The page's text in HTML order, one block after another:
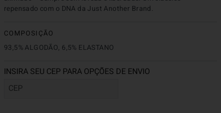
repensado com o DNA da Just Another Brand.
COMPOSIÇÃO
93,5% ALGODÃO, 6,5% ELASTANO